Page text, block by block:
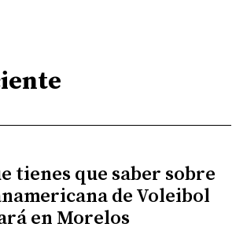
tienes que saber sobre
de Voleibol
en Morelos